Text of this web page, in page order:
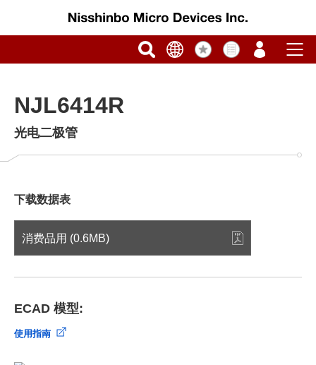
NJL6414R
光电二极管
下载数据表
消费品用 (0.6MB)
ECAD 模型:
使用指南